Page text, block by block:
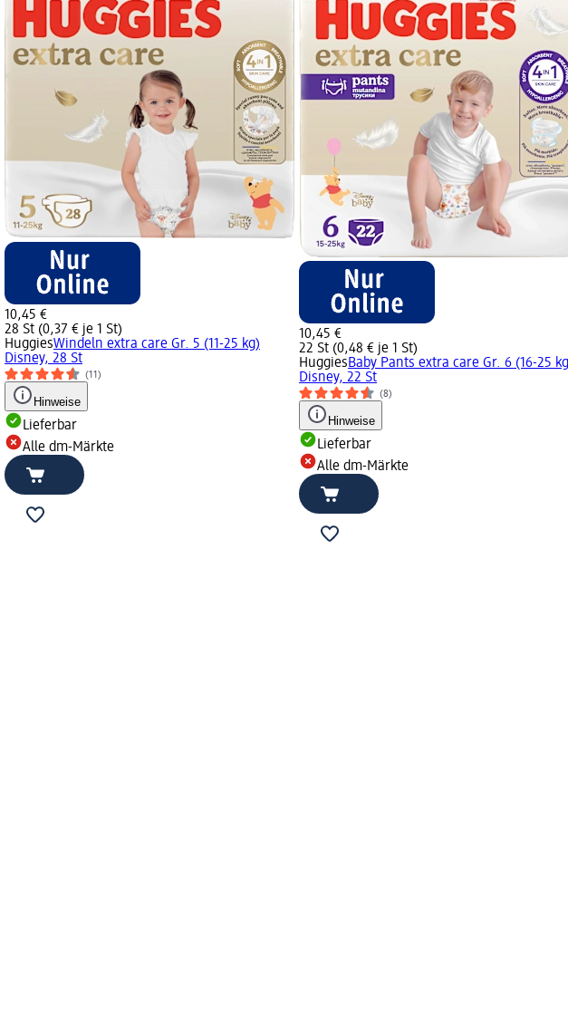
10,45 €
28 St (0,37 € je 1 St)
HuggiesWindeln extra care Gr. 5 (11-25 kg)
Disney, 28 St
(11)
Hinweise
Lieferbar
Alle dm-Märkte
10,45 €
22 St (0,48 € je 1 St)
HuggiesBaby Pants extra care Gr. 6 (16-25
Disney, 22 St
(8)
Hinweise
Lieferbar
Alle dm-Märkte